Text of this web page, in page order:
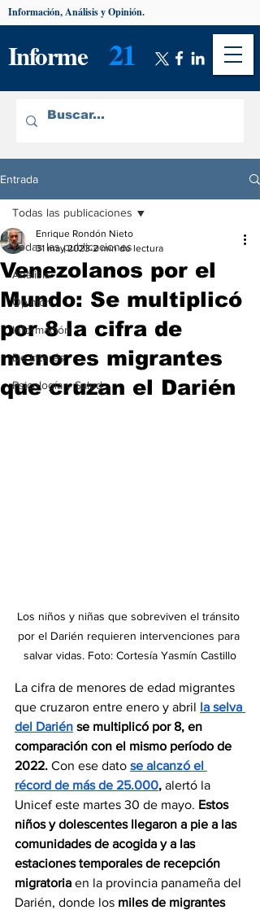
Informe 21
Información, Análisis y Opinión.
Entrada
Todas las publicaciones
Análisis
Opinión
Información
De interés
Psicología y Salud
Todas las publicaciones
Venezolanos por el
Mundo: Se multiplicó
por 8 la cifra de
menores migrantes
que cruzan el Darién
Enrique Rondón Nieto
31 may 2023 2 min de lectura
Los niños y niñas que sobreviven el tránsito
por el Darién requieren intervenciones para
salvar vidas. Foto: Cortesía Yasmín Castillo
La cifra de menores de edad migrantes
que cruzaron entre enero y abril la selva
del Darién se multiplicó por 8, en
comparación con el mismo período de
2022. Con ese dato se alcanzó el
récord de más de 25.000, alertó la
Unicef este martes 30 de mayo. Estos
niños y dolescentes llegaron a pie a las
comunidades de acogida y a las
estaciones temporales de recepción
migratoria en la provincia panameña del
Darién, donde los miles de migrantes